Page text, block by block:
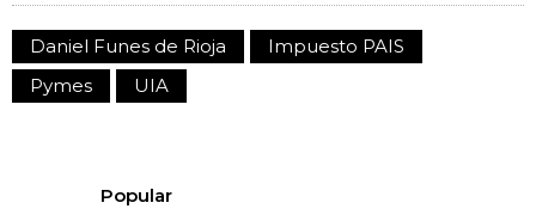
Daniel Funes de Rioja
Impuesto PAIS
Pymes
UIA
Popular